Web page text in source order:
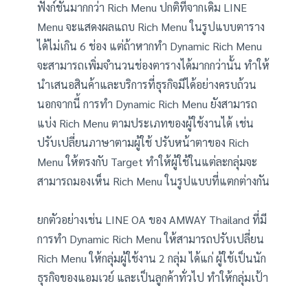
ฟังก์ชันมากกว่า Rich Menu ปกติที่จากเดิม LINE
Menu จะแสดงผลแถบ Rich Menu ในรูปแบบตาราง
ได้ไม่เกิน 6 ช่อง แต่ถ้าหากทำ Dynamic Rich Menu
จะสามารถเพิ่มจำนวนช่องตารางได้มากกว่านั้น ทำให้
นำเสนอสินค้าและบริการที่ธุรกิจมีได้อย่างครบถ้วน
นอกจากนี้ การทำ Dynamic Rich Menu ยังสามารถ
แบ่ง Rich Menu ตามประเภทของผู้ใช้งานได้ เช่น
ปรับเปลี่ยนภาษาตามผู้ใช้ ปรับหน้าตาของ Rich
Menu ให้ตรงกับ Target ทำให้ผู้ใช้ในแต่ละกลุ่มจะ
สามารถมองเห็น Rich Menu ในรูปแบบที่แตกต่างกัน
ยกตัวอย่างเช่น LINE OA ของ AMWAY Thailand ที่มี
การทำ Dynamic Rich Menu ให้สามารถปรับเปลี่ยน
Rich Menu ให้กลุ่มผู้ใช้งาน 2 กลุ่ม ได้แก่ ผู้ใช้เป็นนัก
ธุรกิจของแอมเวย์ และเป็นลูกค้าทั่วไป ทำให้กลุ่มเป้า